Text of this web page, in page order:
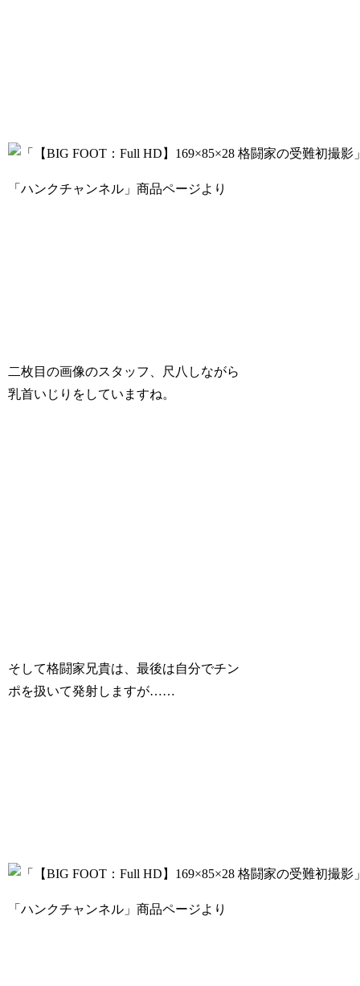
「ハンクチャンネル」商品ページより
二枚目の画像のスタッフ、尺八しながら
乳首いじりをしていますね。
そして格闘家兄貴は、最後は自分でチン
ポを扱いて発射しますが……
「ハンクチャンネル」商品ページより